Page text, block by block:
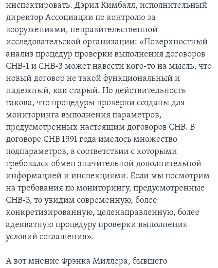
инспектировать. Дэрил Кимбалл, исполнительный
директор Ассоциации по контролю за
вооружениями, неправительственной
исследовательской организации: «Поверхностный
анализ процедур проверки выполнения договоров
СНВ-1 и СНВ-3 может навести кого-то на мысль, что
новый договор не такой функциональный и
надежный, как старый. Но действительность
такова, что процедуры проверки созданы для
мониторинга выполнения параметров,
предусмотренных настоящим договоров СНВ. В
договоре СНВ 1991 года имелось множество
подпараметров, в соответствии с которыми
требовался обмен значительной дополнительной
информацией и инспекциями. Если мы посмотрим
на требования по мониторингу, предусмотренные
СНВ-3, то увидим современную, более
конкретизированную, целенаправленную, более
адекватную процедуру проверки выполнения
условий соглашения».
А вот мнение Фрэнка Миллера, бывшего